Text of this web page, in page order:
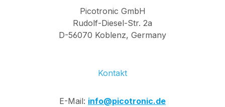
Picotronic GmbH
Rudolf-Diesel-Str. 2a
D-56070 Koblenz, Germany
Kontakt
E-Mail: info@picotronic.de